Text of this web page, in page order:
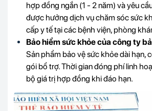
hợp đồng ngắn (1 - 2 năm) và yêu
được hưởng dịch vụ chăm sóc sức
cấp y tế tại các bệnh viện, phòng
Bảo hiểm sức khỏe của công ty
Sản phẩm bảo vệ sức khỏe dài hạn,
gói bổ trợ. Thời gian đóng phí linh
bộ giá trị hợp đồng khi đáo hạn.